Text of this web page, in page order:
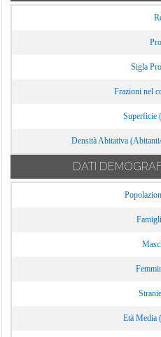
Sigla
Frazioni nel
Superficie
Densità Abitativa
DATI
Età Media